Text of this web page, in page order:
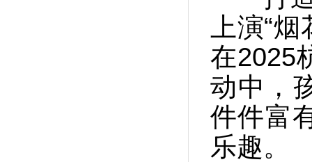
上演“
在2025
动中，
件件富
乐趣。